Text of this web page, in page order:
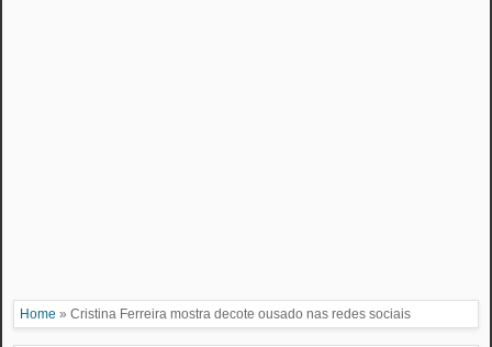
Home » Cristina Ferreira mostra decote ousado nas redes sociais